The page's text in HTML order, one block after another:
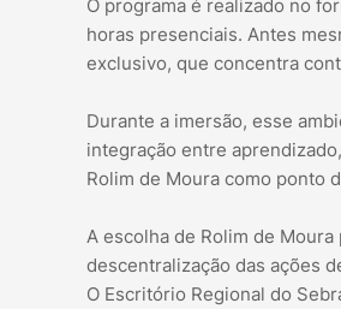
O programa é realizado no
horas presenciais. Antes
exclusivo, que concentra
Durante a imersão, esse
integração entre
Rolim de Moura como ponto
A escolha de Rolim de
descentralização das ações
O Escritório Regional do